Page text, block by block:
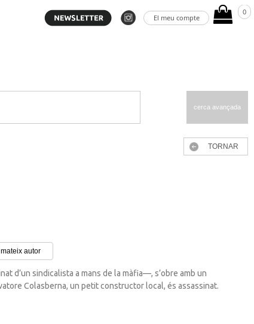
El meu compte
0
cerca avançada
TORNAR
autor
d’un sindicalista a mans de la màfia—, s’obre amb un
Colasberna, un petit constructor local, és assassinat.